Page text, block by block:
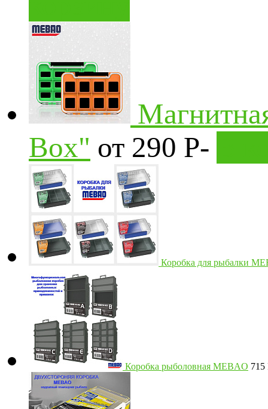
Box" от 290 Р-
Коробка для рыбалки
Коробка рыболовная MEBAO 715